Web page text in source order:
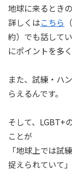
地球に来るときの
詳しくはこちら
約）でも話して
にポイントを多
また、試練・ハ
らえるんです。
そして、LGBT+
ことが
「地球上では試
捉えられていて」